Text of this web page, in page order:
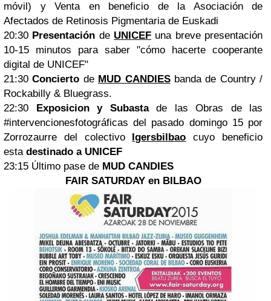
móvil) y Venta en beneficio de la Asociación de
Afectados de Retinosis Pigmentaria de Euskadi
20:30 Presentación de UNICEF una breve presentación
10-15 minutos para saber "cómo hacerte cooperante
digital de UNICEF"
21:30Concierto de MUD CANDIESbanda de Country /
Rockabilly & Bluegrass.
22:30 Exposicion y Subastade las Obras de las
‪#‎intervencionesfotográficas‬ del pasado domingo 15 por
Zorrozaurre del colectivo Igersbilbao cuyo beneficio
esta destinado a UNICEF
23:15 Último pase de MUD CANDIES
FAIR SATURDAY en BILBAO